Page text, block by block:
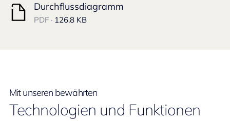
Durchflussdiagramm
PDF · 126.8 KB
Mit unseren bewährten
Technologien und Funktionen